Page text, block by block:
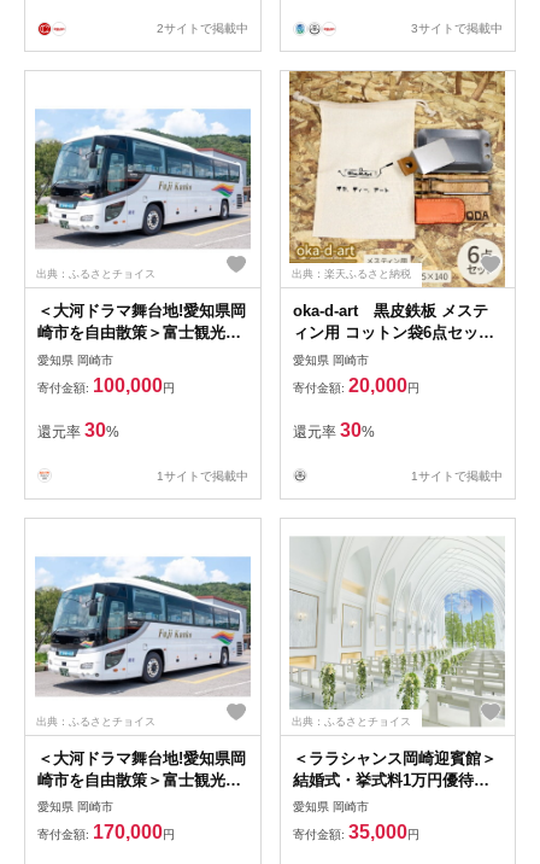
2サイトで掲載中 3サイトで掲載中
出典：ふるさとチョイス
＜大河ドラマ舞台地!愛知県岡
崎市を自由散策＞富士観光ス
ペシャルチケット30000円
【1404528】
愛知県 岡崎市
寄付金額: 100,000円
還元率 30%
1サイトで掲載中
出典：楽天ふるさと納税
oka-d-art 黒皮鉄板 メステ
ィン用 コットン袋6点セット
厚さ
4.5mm×85×140【1215491】
愛知県 岡崎市
寄付金額: 20,000円
還元率 30%
1サイトで掲載中
出典：ふるさとチョイス
＜大河ドラマ舞台地!愛知県岡
崎市を自由散策＞富士観光ス
ペシャルチケット50000円
【1406777】
愛知県 岡崎市
寄付金額: 170,000円
出典：ふるさとチョイス
＜ララシャンス岡崎迎賓館＞
結婚式・挙式料1万円優待チ
ケット(フルコース試食&オリ
ジナル記念写真付!)
【1225384】
愛知県 岡崎市
寄付金額: 35,000円